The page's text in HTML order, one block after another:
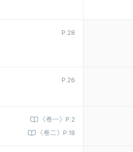
P.28
P.26
〈卷一〉P.2
〈卷二〉P.18